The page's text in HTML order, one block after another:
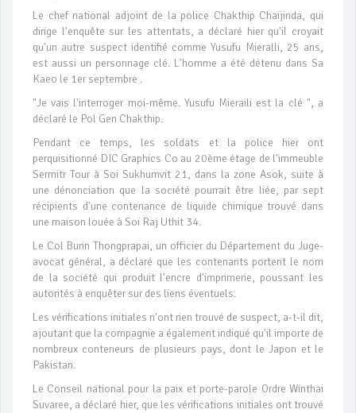
Le chef national adjoint de la police Chakthip Chaijinda, qui
dirige l'enquête sur les attentats, a déclaré hier qu'il croyait
qu'un autre suspect identifié comme Yusufu Mieralli, 25 ans,
est aussi un personnage clé. L'homme a été détenu dans Sa
Kaeo le 1er septembre .
"Je vais l'interroger moi-même. Yusufu Mieraili est la clé ", a
déclaré le Pol Gen Chakthip.
Pendant ce temps, les soldats et la police hier ont
perquisitionné DIC Graphics Co au 20ème étage de l'immeuble
Sermitr Tour à Soi Sukhumvit 21, dans la zone Asok, suite à
une dénonciation que la société pourrait être liée, par sept
récipients d'une contenance de liquide chimique trouvé dans
une maison louée à Soi Raj Uthit 34.
Le Col Burin Thongprapai, un officier du Département du Juge-
avocat général, a déclaré que les contenants portent le nom
de la société qui produit l'encre d'imprimerie, poussant les
autorités à enquêter sur des liens éventuels.
Les vérifications initiales n'ont rien trouvé de suspect, a-t-il dit,
ajoutant que la compagnie a également indiqué qu'il importe de
nombreux conteneurs de plusieurs pays, dont le Japon et le
Pakistan.
Le Conseil national pour la paix et porte-parole Ordre Winthai
Suvaree, a déclaré hier, que les vérifications initiales ont trouvé